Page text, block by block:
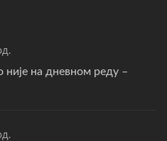
није на дневном реду –